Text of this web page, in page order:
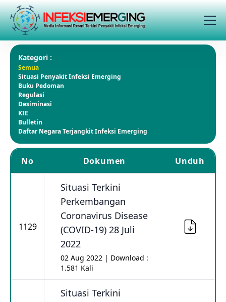
Kategori :
Semua
Situasi Penyakit Infeksi Emerging
Buku Pedoman
Regulasi
Desiminasi
KIE
Bulletin
Daftar Negara Terjangkit Infeksi Emerging
No Dokumen Unduh
1129
Situasi Terkini
Perkembangan
Coronavirus Disease
(COVID-19) 28 Juli
2022
02 Aug 2022 | Download :
1.581 Kali
Situasi Terkini